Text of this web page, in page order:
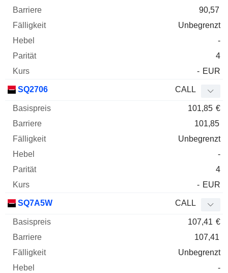
90,57
Unbegrenzt
-
4
- EUR
SQ2706 CALL
101,85 €
101,85
Unbegrenzt
-
4
- EUR
SQ7A5W CALL
107,41 €
107,41
Unbegrenzt
-